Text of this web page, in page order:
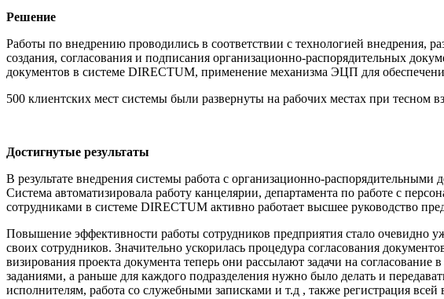
Решение
Работы по внедрению проводились в соответствии с технологией внедрения,
создания, согласования и подписания организационно-распорядительных
документов в системе DIRECTUM, применение механизма ЭЦП для
500 клиентских мест системы были развернуты на рабочих местах при тесном
Достигнутые результаты
В результате внедрения системы работа c организационно-
Система автоматизировала работу канцелярии, департамента по работе с
сотрудниками в системе DIRECTUM активно работает высшее руководство
Повышение эффективности работы сотрудников предприятия стало очевидно
своих сотрудников. Значительно ускорилась процедура согласования
визирования проекта документа теперь они рассылают задачи на
заданиями, а раньше для каждого подразделения нужно было делать и
исполнителям, работа со служебными записками и т.д , также регистрация